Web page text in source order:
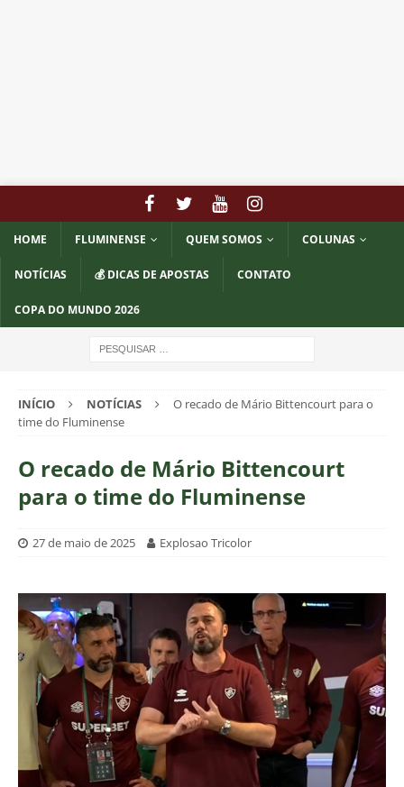
HOME FLUMINENSE QUEM SOMOS COLUNAS
NOTÍCIAS 💰 DICAS DE APOSTAS CONTATO
COPA DO MUNDO 2026
INÍCIO NOTÍCIAS
O recado de Mário Bittencourt para o
time do Fluminense
O recado de Mário Bittencourt
para o time do Fluminense
27 de maio de 2025 Explosao Tricolor